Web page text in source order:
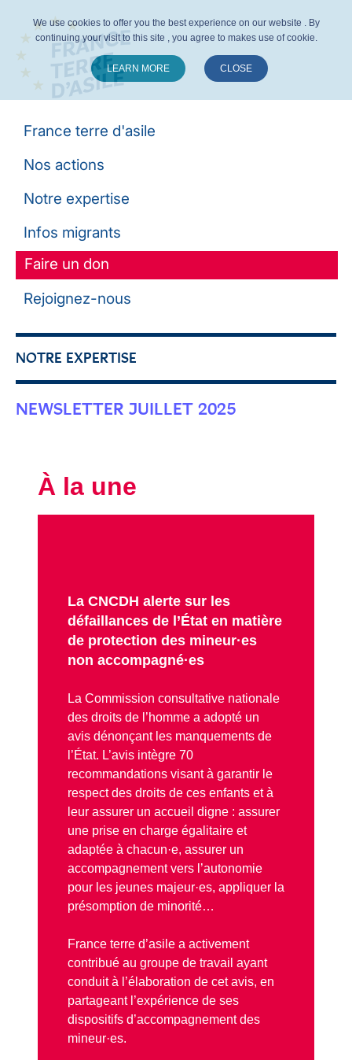
France terre d'asile
Nos actions
Notre expertise
Infos migrants
Faire un don
Rejoignez-nous
NOTRE EXPERTISE
NEWSLETTER JUILLET 2025
We use cookies to offer you the best experience on our website . By
continuing your visit to this site , you agree to makes use of cookie.
LEARN MORE CLOSE